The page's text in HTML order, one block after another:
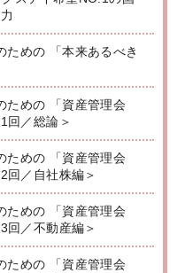
めの 「本来あるべき
ための 「資産管理会
回／総論＞
ための 「資産管理会
回／自社株編＞
ための 「資産管理会
回／不動産編＞
ための 「資産管理会